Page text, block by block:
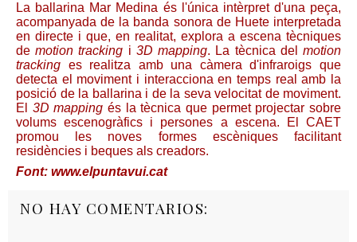
La ballarina Mar Medina és l'única intèrpret d'una peça,
acompanyada de la banda sonora de Huete interpretada
en directe i que, en realitat, explora a escena tècniques
demotion tracking i 3D mapping. La tècnica delmotion
tracking es realitza amb una càmera d'infraroigs que
detecta el moviment i interacciona en temps real amb la
posició de la ballarina i de la seva velocitat de moviment.
El 3D mapping és la tècnica que permet projectar sobre
volums escenogràfics i persones a escena. El CAET
promou les noves formes escèniques facilitant
residències i beques als creadors.
Font: www.elpuntavui.cat
NO HAY COMENTARIOS: